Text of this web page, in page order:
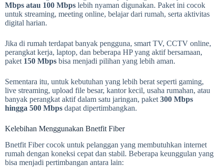
Mbps atau 100 Mbps lebih nyaman digunakan. Paket ini cocok
untuk streaming, meeting online, belajar dari rumah, serta aktivitas
digital harian.
Jika di rumah terdapat banyak pengguna, smart TV, CCTV online,
perangkat kerja, laptop, dan beberapa HP yang aktif bersamaan,
paket 150 Mbps bisa menjadi pilihan yang lebih aman.
Sementara itu, untuk kebutuhan yang lebih berat seperti gaming,
live streaming, upload file besar, kantor kecil, usaha rumahan, atau
banyak perangkat aktif dalam satu jaringan, paket 300 Mbps
hingga 500 Mbps dapat dipertimbangkan.
Kelebihan Menggunakan Bnetfit Fiber
Bnetfit Fiber cocok untuk pelanggan yang membutuhkan internet
rumah dengan koneksi cepat dan stabil. Beberapa keunggulan yang
bisa menjadi pertimbangan antara lain: